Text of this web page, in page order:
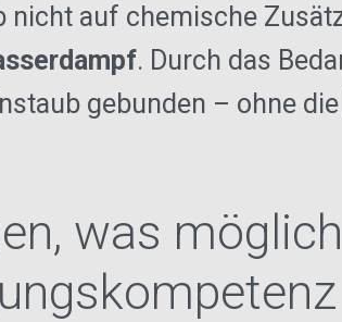
nicht auf chemische
. Durch das
gebunden – ohne
was